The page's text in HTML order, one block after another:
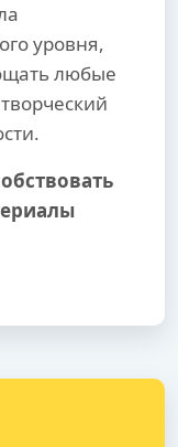
уровня,
любые